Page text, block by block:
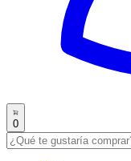
0